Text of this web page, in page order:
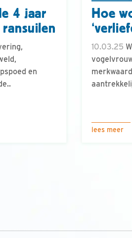
4 jaar
en
Hoe
10.03.25
lees meer